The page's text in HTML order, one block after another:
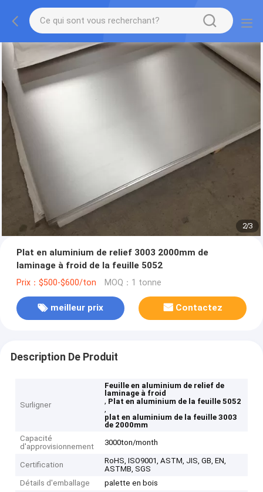
2/3
Plat en aluminium de relief 3003 2000mm de
laminage à froid de la feuille 5052
Prix：$500-$600/ton MOQ：1 tonne
meilleur prix Contactez
Description De Produit
Surligner
Feuille en aluminium de relief de
laminage à froid
, Plat en aluminium de la feuille 5052
,
plat en aluminium de la feuille 3003
de 2000mm
Capacité
d'approvisionnement
3000ton/month
Certification
RoHS, ISO9001, ASTM, JIS, GB, EN,
ASTMB, SGS
Détails d'emballage
palette en bois